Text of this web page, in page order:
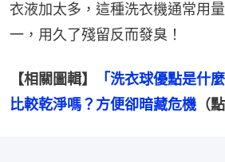
衣液加太多，這種洗衣機通常用
一，用久了殘留反而發臭！
【相關圖輯】
「洗衣球優點是什
比較乾淨嗎？方便卻暗藏危機 （